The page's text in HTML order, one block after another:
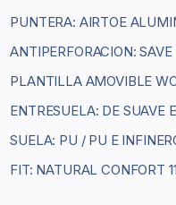
PUNTERA: AIRTOE
ANTIPERFORACION:
PLANTILLA AMOVIBLE
ENTRESUELA: DE SUAVE
SUELA: PU / PU E
FIT: NATURAL CONFORT